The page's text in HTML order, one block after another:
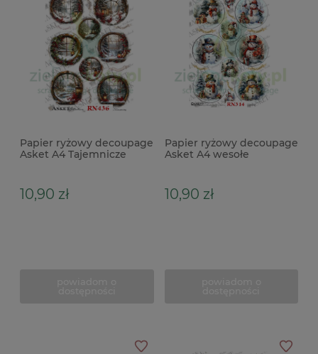
Papier ryżowy decoupage
Asket A4 Tajemnicze
10,90 zł
Papier ryżowy decoupage
Asket A4 wesołe
10,90 zł